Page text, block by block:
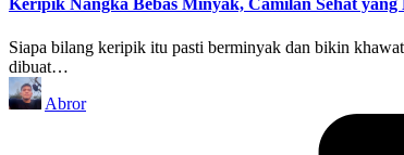
Keripik Nangka Bebas Minyak, Camilan Sehat
Siapa bilang keripik itu pasti berminyak dan bikin
dibuat…
Posted
by
Abror